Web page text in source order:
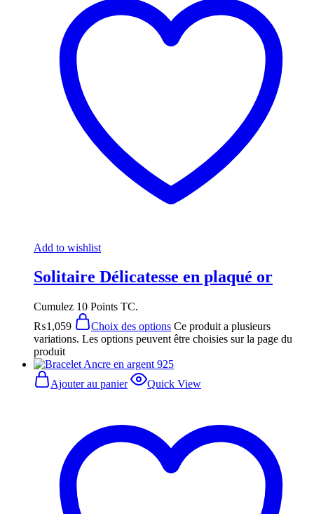
Add to wishlist
Solitaire Délicatesse en plaqué or
Cumulez 10 Points TC.
₨1,059 Choix des options Ce produit a plusieurs
variations. Les options peuvent être choisies sur la page du
produit
Ajouter au panier Quick View